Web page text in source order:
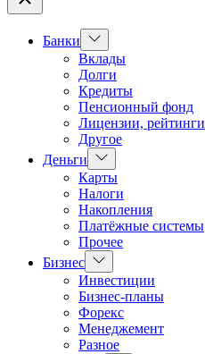
Банки
Показать
подменю
Вклады
Долги
Кредиты
Пенсионный фонд
Лицензии, рейтинги
Другое
Деньги
Показать
подменю
Карты
Налоги
Накопления
Платёжные системы
Прочее
Бизнес Показать
подменю
Инвестиции
Бизнес-планы
Форекс
Менеджемент
Разное